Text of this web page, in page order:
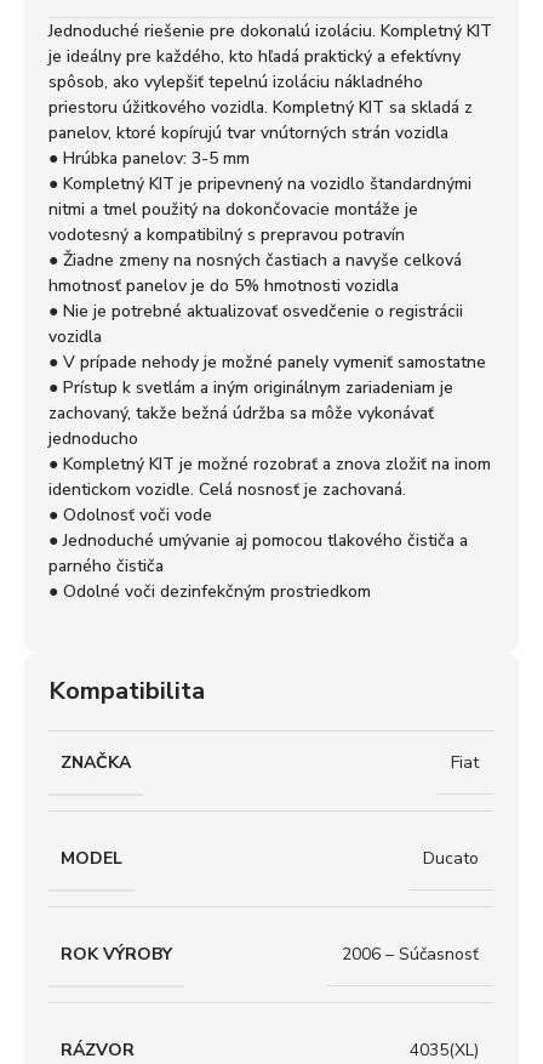
Jednoduché riešenie pre dokonalú izoláciu. Kompletný KIT
je ideálny pre každého, kto hľadá praktický a efektívny
spôsob, ako vylepšiť tepelnú izoláciu nákladného
priestoru úžitkového vozidla. Kompletný KIT sa skladá z
panelov, ktoré kopírujú tvar vnútorných strán vozidla
● Hrúbka panelov: 3-5 mm
● Kompletný KIT je pripevnený na vozidlo štandardnými
nitmi a tmel použitý na dokončovacie montáže je
vodotesný a kompatibilný s prepravou potravín
● Žiadne zmeny na nosných častiach a navyše celková
hmotnosť panelov je do 5% hmotnosti vozidla
● Nie je potrebné aktualizovať osvedčenie o registrácii
vozidla
● V prípade nehody je možné panely vymeniť samostatne
● Prístup k svetlám a iným originálnym zariadeniam je
zachovaný, takže bežná údržba sa môže vykonávať
jednoducho
● Kompletný KIT je možné rozobrať a znova zložiť na inom
identickom vozidle. Celá nosnosť je zachovaná.
● Odolnosť voči vode
● Jednoduché umývanie aj pomocou tlakového čističa a
parného čističa
● Odolné voči dezinfekčným prostriedkom
Kompatibilita
ZNAČKA Fiat
MODEL Ducato
ROK VÝROBY 2006 – Súčasnosť
RÁZVOR 4035(XL)